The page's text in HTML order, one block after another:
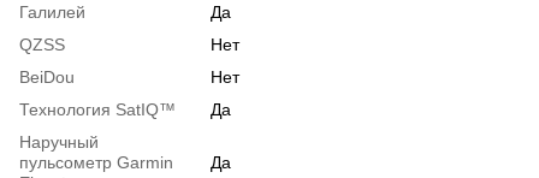
Галилей
Да
QZSS
Нет
BeiDou
Нет
Технология SatIQ™
Да
Наручный
пульсометр Garmin
Да